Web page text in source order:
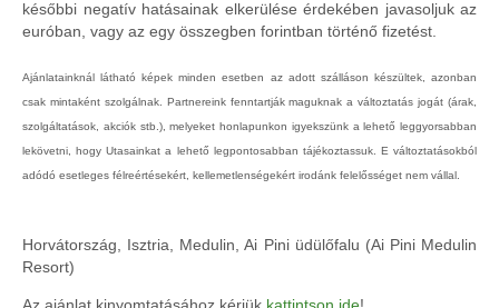
későbbi negatív hatásainak elkerülése érdekében javasoljuk az
euróban, vagy az egy összegben forintban történő fizetést.
Ajánlatainknál látható képek minden esetben az adott szálláson készültek, azonban
csak mintaként szolgálnak. Partnereink fenntartják maguknak a változtatás jogát (árak,
szolgáltatások, akciók stb.), melyeket honlapunkon igyekszünk a lehető leggyorsabban
lekövetni, hogy Utasainkat a lehető legpontosabban tájékoztassuk. E változtatásokból
adódó esetleges félreértésekért, kellemetlenségekért irodánk felelősséget nem vállal.
Horvátország, Isztria, Medulin, Ai Pini üdülőfalu (Ai Pini Medulin
Resort)